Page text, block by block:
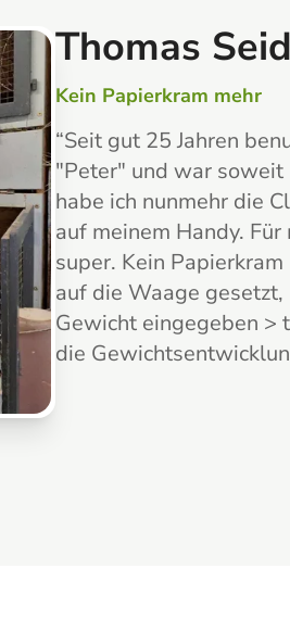
Thomas
Kein Papierkram mehr
“Seit gut 25 Jahren
"Peter" und war soweit
habe ich nunmehr die
auf meinem Handy.
super. Kein
auf die Waage
Gewicht eingegeben >
die